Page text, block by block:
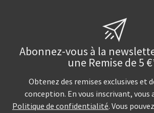
Abonnez-vous à la
une Remise de 5
Obtenez des remises exclusives et
conception. En vous inscrivant, vous
Politique de confidentialité. Vous